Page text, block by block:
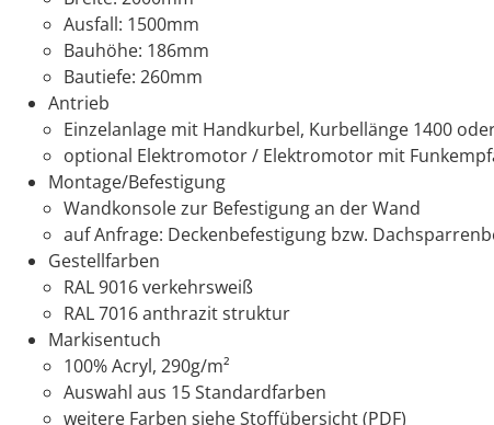
Ausfall: 1500mm
Bauhöhe: 186mm
Bautiefe: 260mm
Antrieb
Einzelanlage mit Handkurbel, Kurbellänge 1400
optional Elektromotor / Elektromotor mit
Montage/Befestigung
Wandkonsole zur Befestigung an der Wand
auf Anfrage: Deckenbefestigung bzw.
Gestellfarben
RAL 9016 verkehrsweiß
RAL 7016 anthrazit struktur
Markisentuch
100% Acryl, 290g/m²
Auswahl aus 15 Standardfarben
weitere Farben siehe Stoffübersicht (PDF)